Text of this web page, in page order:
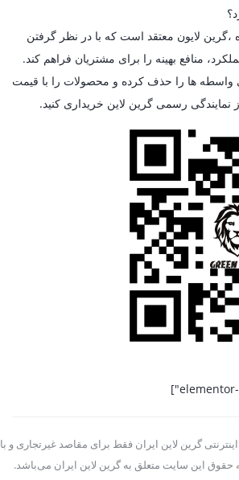
لایون معتقد است که با در نظر گرفتن
منافع بهینه را برای مشتریان فراهم کند.
واسطه ها را حذف کرده و محصولات را با قیمت
نمایندگی رسمی گرین لاین خریداری کنید.
گرین لاین ایران فقط برای مقاصد غیرتجاری و با
حقوق این سایت متعلق به گرین لاین ایران می‌باشد.